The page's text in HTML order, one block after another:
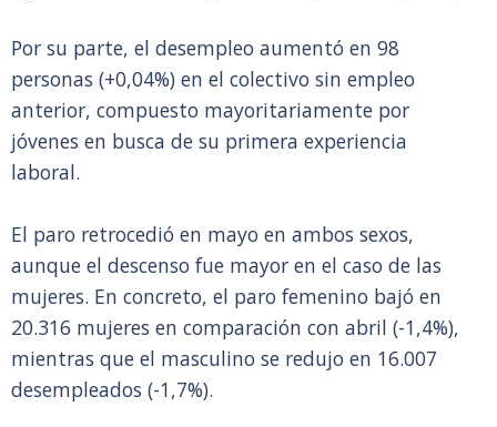
Por su parte, el desempleo aumentó en 98
personas (+0,04%) en el colectivo sin empleo
anterior, compuesto mayoritariamente por
jóvenes en busca de su primera experiencia
laboral.
El paro retrocedió en mayo en ambos sexos,
aunque el descenso fue mayor en el caso de las
mujeres. En concreto, el paro femenino bajó en
20.316 mujeres en comparación con abril (-1,4%),
mientras que el masculino se redujo en 16.007
desempleados (-1,7%).